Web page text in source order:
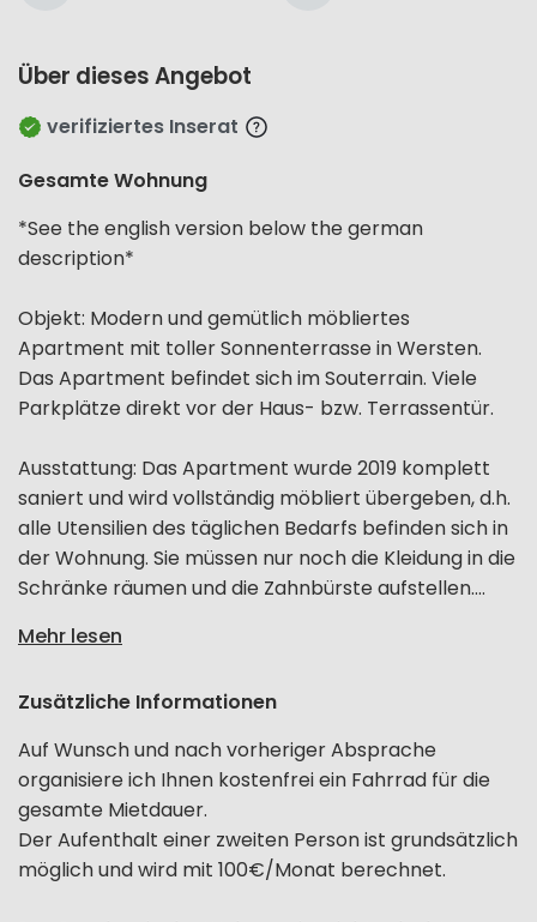
Über dieses Angebot
verifiziertes Inserat
Gesamte Wohnung
*See the english version below the german
description*
Objekt: Modern und gemütlich möbliertes
Apartment mit toller Sonnenterrasse in Wersten.
Das Apartment befindet sich im Souterrain. Viele
Parkplätze direkt vor der Haus- bzw. Terrassentür.
Ausstattung: Das Apartment wurde 2019 komplett
saniert und wird vollständig möbliert übergeben, d.h.
alle Utensilien des täglichen Bedarfs befinden sich in
der Wohnung. Sie müssen nur noch die Kleidung in die
Schränke räumen und die Zahnbürste aufstellen....
Mehr lesen
Zusätzliche Informationen
Auf Wunsch und nach vorheriger Absprache
organisiere ich Ihnen kostenfrei ein Fahrrad für die
gesamte Mietdauer.
Der Aufenthalt einer zweiten Person ist grundsätzlich
möglich und wird mit 100€/Monat berechnet.